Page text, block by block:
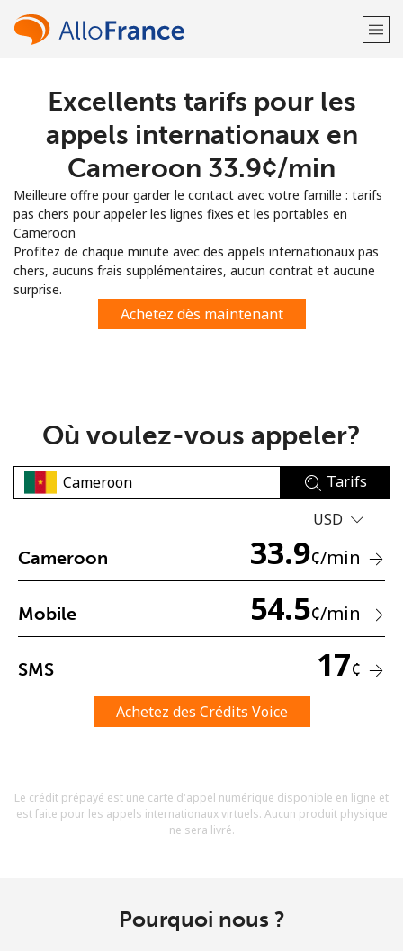
Bienvenue!
Vous avez déjà un compte?
S'enregistrer avec
ou
Aucun mot de passe créé
Un numéro
En créant un compte sur ce site, j'accepte les présentes
Conditions générales.
Excellents tarifs pour les
appels internationaux en
Cameroon ⁦33.9¢⁩/min
Meilleure offre pour garder le contact avec votre famille : tarifs
pas chers pour appeler les lignes fixes et les portables en
Cameroon
Profitez de chaque minute avec des appels internationaux pas
chers, aucuns frais supplémentaires, aucun contrat et aucune
surprise.
Achetez dès maintenant
Où voulez-vous appeler?
Tarifs
USD
Cameroon 33.9¢/min
Mobile 54.5¢/min
SMS 17¢
Achetez des Crédits Voice
Le crédit prépayé est une carte d'appel numérique disponible en ligne et
est faite pour les appels internationaux virtuels. Aucun produit physique
ne sera livré.
Pourquoi nous ?